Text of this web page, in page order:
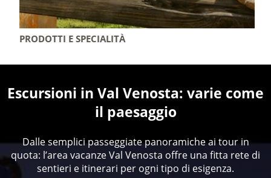
PRODOTTI E SPECIALITÀ
Escursioni in Val Venosta: varie come
il paesaggio
Dalle semplici passeggiate panoramiche ai tour in
quota: l’area vacanze Val Venosta offre una fitta rete di
sentieri e itinerari per ogni tipo di esigenza.